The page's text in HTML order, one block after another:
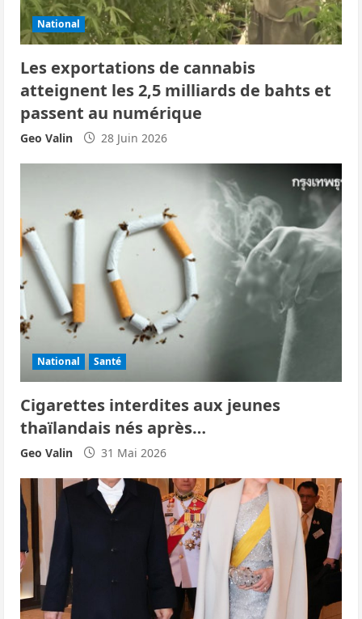
a
r
t
i
c
e
National
Les exportations de cannabis
atteignent les 2,5 milliards de bahts et
passent au numérique
Geo Valin 28 Juin 2026
National Santé
Cigarettes interdites aux jeunes
thaïlandais nés après…
Geo Valin 31 Mai 2026